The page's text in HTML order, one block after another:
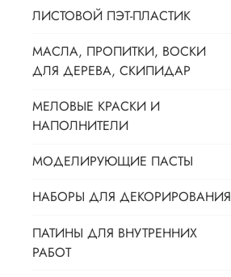
ЛИСТОВОЙ ПЭТ-ПЛАСТИК
МАСЛА, ПРОПИТКИ, ВОСКИ
ДЛЯ ДЕРЕВА, СКИПИДАР
МЕЛОВЫЕ КРАСКИ И
НАПОЛНИТЕЛИ
МОДЕЛИРУЮЩИЕ ПАСТЫ
НАБОРЫ ДЛЯ ДЕКОРИРОВАНИЯ
ПАТИНЫ ДЛЯ ВНУТРЕННИХ
РАБОТ